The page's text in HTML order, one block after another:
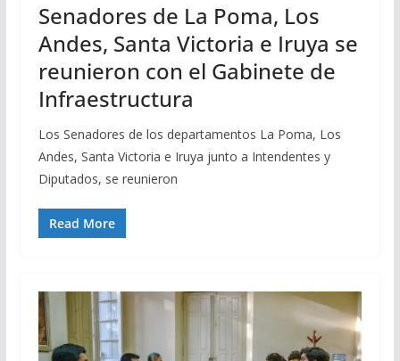
Senadores de La Poma, Los
Andes, Santa Victoria e Iruya se
reunieron con el Gabinete de
Infraestructura
Los Senadores de los departamentos La Poma, Los
Andes, Santa Victoria e Iruya junto a Intendentes y
Diputados, se reunieron
Read More